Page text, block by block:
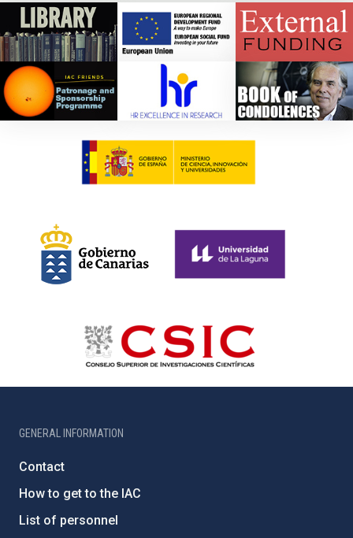
GENERAL INFORMATION
Contact
How to get to the IAC
List of personnel